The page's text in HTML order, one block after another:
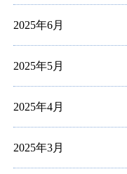
2025年6月
2025年5月
2025年4月
2025年3月